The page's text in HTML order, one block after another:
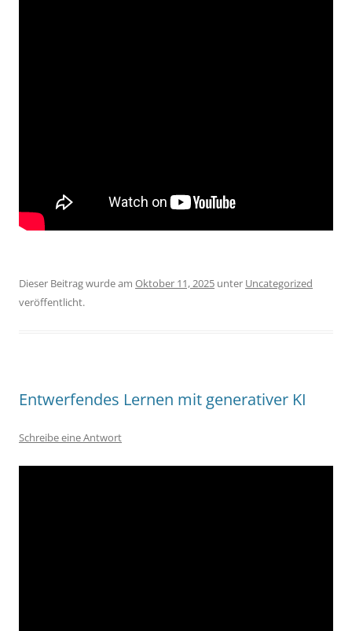
Dieser Beitrag wurde am Oktober 11, 2025 unter Uncategorized
veröffentlicht.
Entwerfendes Lernen mit generativer KI
Schreibe eine Antwort